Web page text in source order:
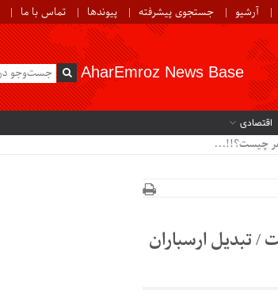
آرشیو جستجوی پیشرفته پیوندها تماس با ما
AharEmroz News Base
اقتصادی
چیست؟!!...
تبدیل ارسباران